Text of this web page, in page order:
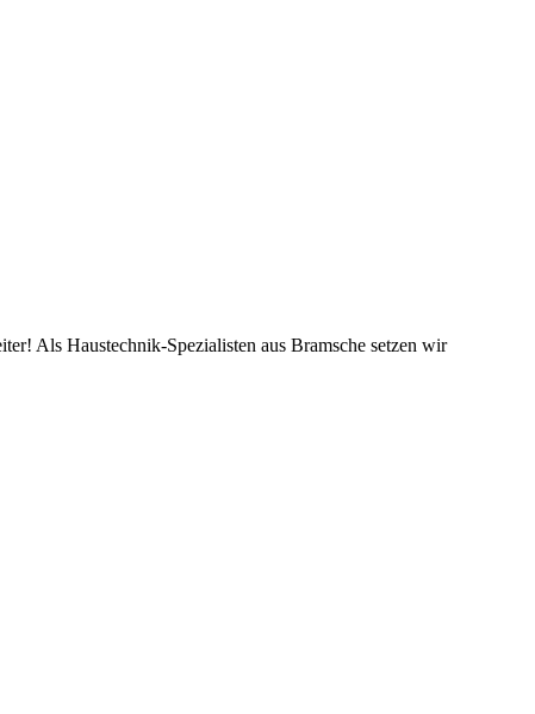
Als Haustechnik-Spezialisten aus Bramsche setzen wir